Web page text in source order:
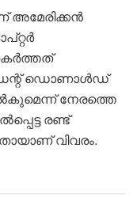
അമേരിക്കൻ
ഡൊണാൾഡ്
നേരത്തെ
രണ്ട്
വിവരം.